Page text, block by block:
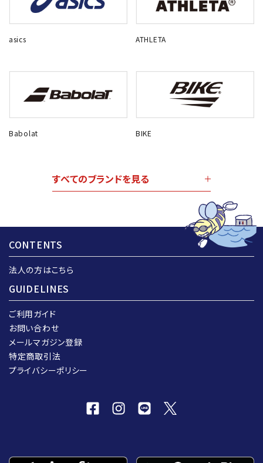
asics ATHLETA
Babolat BIKE
すべてのブランドを見る
CONTENTS
法人の方はこちら
GUIDELINES
ご利用ガイド
お問い合わせ
メールマガジン登録
特定商取引法
プライバシーポリシー